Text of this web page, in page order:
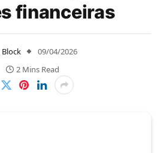
financeiras
09/04/2026
2 Mins Read